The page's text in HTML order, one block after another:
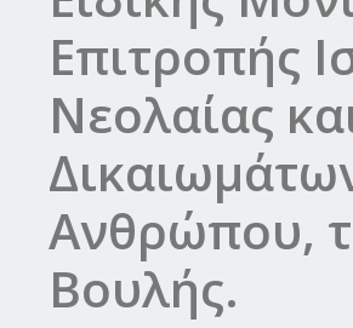
Επιτροπής
Νεολαίας
Ανθρώπου,
Βουλής.